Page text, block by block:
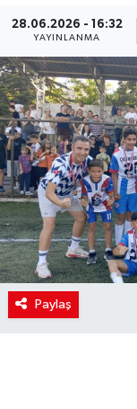
28.06.2026 - 16:32
YAYINLANMA
Paylaş